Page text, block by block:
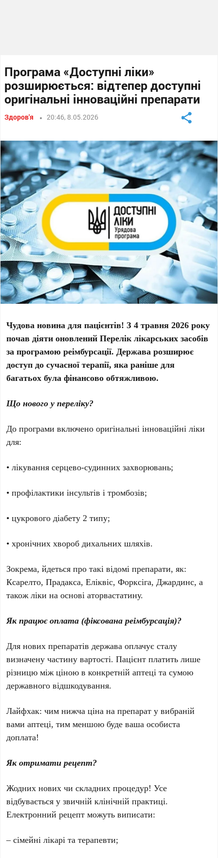
Програма «Доступні ліки»
розширюється: відтепер доступні
оригінальні інноваційні препарати
Здоров'я 20:46, 8.05.2026
Чудова новина для пацієнтів! З 4 травня 2026 року
почав діяти оновлений Перелік лікарських засобів
за програмою реімбурсації. Держава розширює
доступ до сучасної терапії, яка раніше для
багатьох була фінансово обтяжливою.
Що нового у переліку?
До програми включено оригінальні інноваційні ліки
для:
• лікування серцево-судинних захворювань;
• профілактики інсультів і тромбозів;
• цукрового діабету 2 типу;
• хронічних хвороб дихальних шляхів.
Зокрема, йдеться про такі відомі препарати, як:
Ксарелто, Прадакса, Еліквіс, Форксіга, Джардинс, а
також ліки на основі аторвастатину.
Як працює оплата (фіксована реімбурсація)?
Для нових препаратів держава оплачує сталу
визначену частину вартості. Пацієнт платить лише
різницю між ціною в конкретній аптеці та сумою
державного відшкодування.
Лайфхак: чим нижча ціна на препарат у вибраній
вами аптеці, тим меншою буде ваша особиста
доплата!
Як отримати рецепт?
Жодних нових чи складних процедур! Усе
відбувається у звичній клінічній практиці.
Електронний рецепт можуть виписати:
– сімейні лікарі та терапевти;